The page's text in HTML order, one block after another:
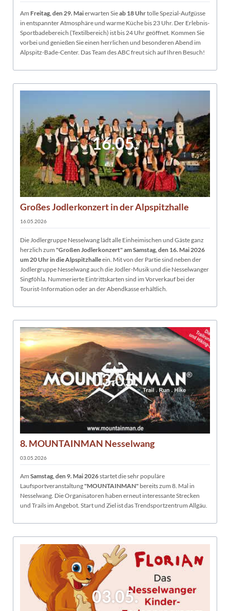
Am Freitag, den 29. Maierwarten Sieab 18 Uhrtolle Spezial-Aufgüsse
in entspannter Atmosphäre und warme Küche bis 23 Uhr. Der Erlebnis-
Sportbadebereich (Textilbereich) ist bis 24 Uhr geöffnet. Kommen Sie
vorbei und genießen Sie einen herrlichen und besonderen Abend im
Alpspitz-Bade-Center. Das Team des ABC freut sich auf Ihren Besuch!
16.05.
Großes Jodlerkonzert in der Alpspitzhalle
16.05.2026
Die Jodlergruppe Nesselwang lädt alle Einheimischen und Gäste ganz
herzlich zum "Großen Jodlerkonzert" am Samstag, den 16. Mai 2026
um 20 Uhr in die Alpspitzhalleein. Mit von der Partie sind neben der
Jodlergruppe Nesselwang auch die Jodler-Musik und die Nesselwanger
Singföhla. Nummerierte Eintrittskarten sind im Vorverkauf bei der
Tourist-Information oder an der Abendkasse erhältlich.
03.05.
8. MOUNTAINMAN Nesselwang
03.05.2026
Am Samstag, den 9. Mai 2026startet die sehr populäre
Laufsportveranstaltung"MOUNTAINMAN" bereits zum 8. Mal in
Nesselwang. Die Organisatoren haben erneut interessante Strecken
und Trails im Angebot. Start und Ziel ist das Trendsportzentrum Allgäu.
03.05.